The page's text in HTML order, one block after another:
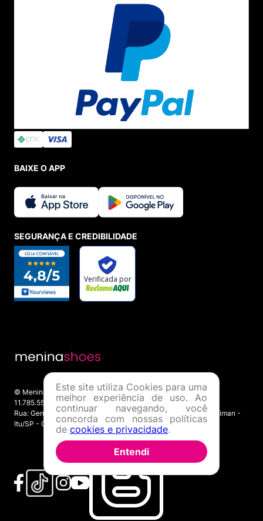
BAIXE O APP
SEGURANÇA E CREDIBILIDADE
© Menina Shoes Comércio de Modas Eireli - EPP CNPJ:
11.785.555/0001-02 | IE: 387.208.543.115
Rua: General Epaminondas Teixeira Guimarães, 193 - Vila Gardiman -
Itu/SP - CEP 13309-410
Este site utiliza Cookies para uma
melhor experiência de uso. Ao
continuar navegando, você
concorda com nossas políticas
de cookies e privacidade.
Entendi